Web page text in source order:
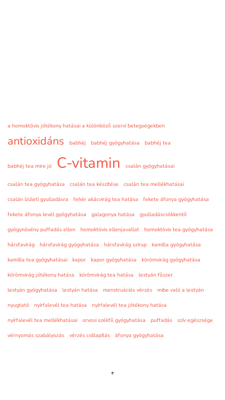
a homoktövis jótékony hatásai a különböző szervi betegségekben
antioxidáns babhéj babhéj gyógyhatása babhéj tea
babhéj tea mire jó C-vitamin csalán gyógyhatásai
csalán tea gyógyhatása csalán tea készítése
csalán tea mellékhatásai
csalán ízületi gyulladásra
fehér akácvirág tea hatása
fekete áfonya gyógyhatása
fekete áfonya levél gyógyhatása
galagonya hatása
gyulladáscsökkentő
gyógynövény puffadás ellen
homoktövis ellenjavallat
homoktövis tea gyógyhatása
hársfavirág
hársfavirág gyógyhatása hársfavirág szirup
kamilla gyógyhatása
kamilla tea gyógyhatásai
kapor kapor gyógyhatása
körömvirág gyógyhatása
körömvirág jótékony hatása
körömvirág tea hatása
lestyán fűszer
lestyán gyógyhatása
lestyán hatása menstruációs vérzés
mibe való a lestyán
nyugtató
nyírfalevél tea hatása
nyírfalevél tea jótékony hatása
nyírfalevél tea mellékhatásai
orvosi székfű gyógyhatása puffadás
szív egészsége
vérnyomás szabályozás
vérzés csillapítás áfonya gyógyhatása